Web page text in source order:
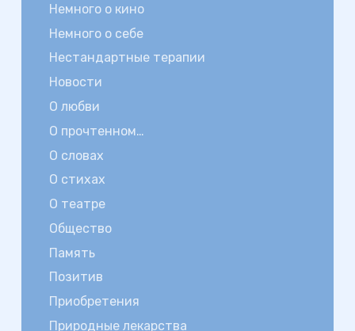
Немного о кино
Немного о себе
Нестандартные терапии
Новости
О любви
О прочтенном…
О словах
О стихах
О театре
Общество
Память
Позитив
Приобретения
Природные лекарства